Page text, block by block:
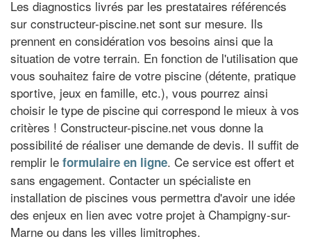
Les diagnostics livrés par les prestataires référencés
sur constructeur-piscine.net sont sur mesure. Ils
prennent en considération vos besoins ainsi que la
situation de votre terrain. En fonction de l'utilisation que
vous souhaitez faire de votre piscine (détente, pratique
sportive, jeux en famille, etc.), vous pourrez ainsi
choisir le type de piscine qui correspond le mieux à vos
critères ! Constructeur-piscine.net vous donne la
possibilité de réaliser une demande de devis. Il suffit de
remplir le formulaire en ligne. Ce service est offert et
sans engagement. Contacter un spécialiste en
installation de piscines vous permettra d'avoir une idée
des enjeux en lien avec votre projet à Champigny-sur-
Marne ou dans les villes limitrophes.